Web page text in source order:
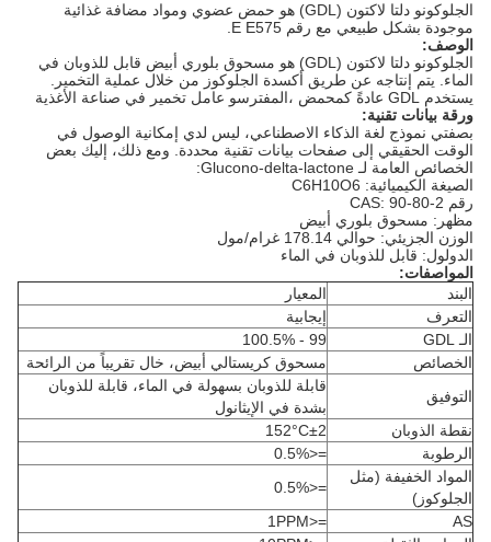
الجلوكونو دلتا لاكتون (GDL) هو حمض عضوي ومواد مضافة غذائية
موجودة بشكل طبيعي مع رقم E E575.
الوصف:
الجلوكونو دلتا لاكتون (GDL) هو مسحوق بلوري أبيض قابل للذوبان في
الماء. يتم إنتاجه عن طريق أكسدة الجلوكوز من خلال عملية التخمير.
يستخدم GDL عادةً كمحمض ،المفترسو عامل تخمير في صناعة الأغذية
ورقة بيانات تقنية:
بصفتي نموذج لغة الذكاء الاصطناعي، ليس لدي إمكانية الوصول في
الوقت الحقيقي إلى صفحات بيانات تقنية محددة. ومع ذلك، إليك بعض
الخصائص العامة لـ Glucono-delta-lactone:
الصيغة الكيميائية: C6H10O6
رقم CAS: 90-80-2
مظهر: مسحوق بلوري أبيض
الوزن الجزيئي: حوالي 178.14 غرام/مول
الدولول: قابل للذوبان في الماء
المواصفات:
البند
المعيار
التعرف
إيجابية
الـ GDL
99 - 100.5%
الخصائص
مسحوق كريستالي أبيض، خال تقريباً من الرائحة
التوفيق
قابلة للذوبان بسهولة في الماء، قابلة للذوبان
بشدة في الإيثانول
نقطة الذوبان
152°C±2
الرطوبة
=<0.5%
المواد الخفيفة (مثل
الجلوكوز)
=<0.5%
AS
=<1PPM